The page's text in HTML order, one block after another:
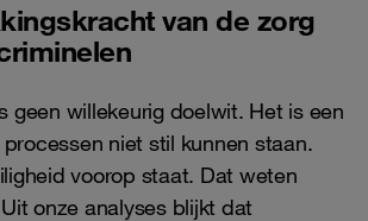
van de zorg
geen willekeurig doelwit. Het is een
niet stil kunnen staan.
voorop staat. Dat weten
onze analyses blijkt dat